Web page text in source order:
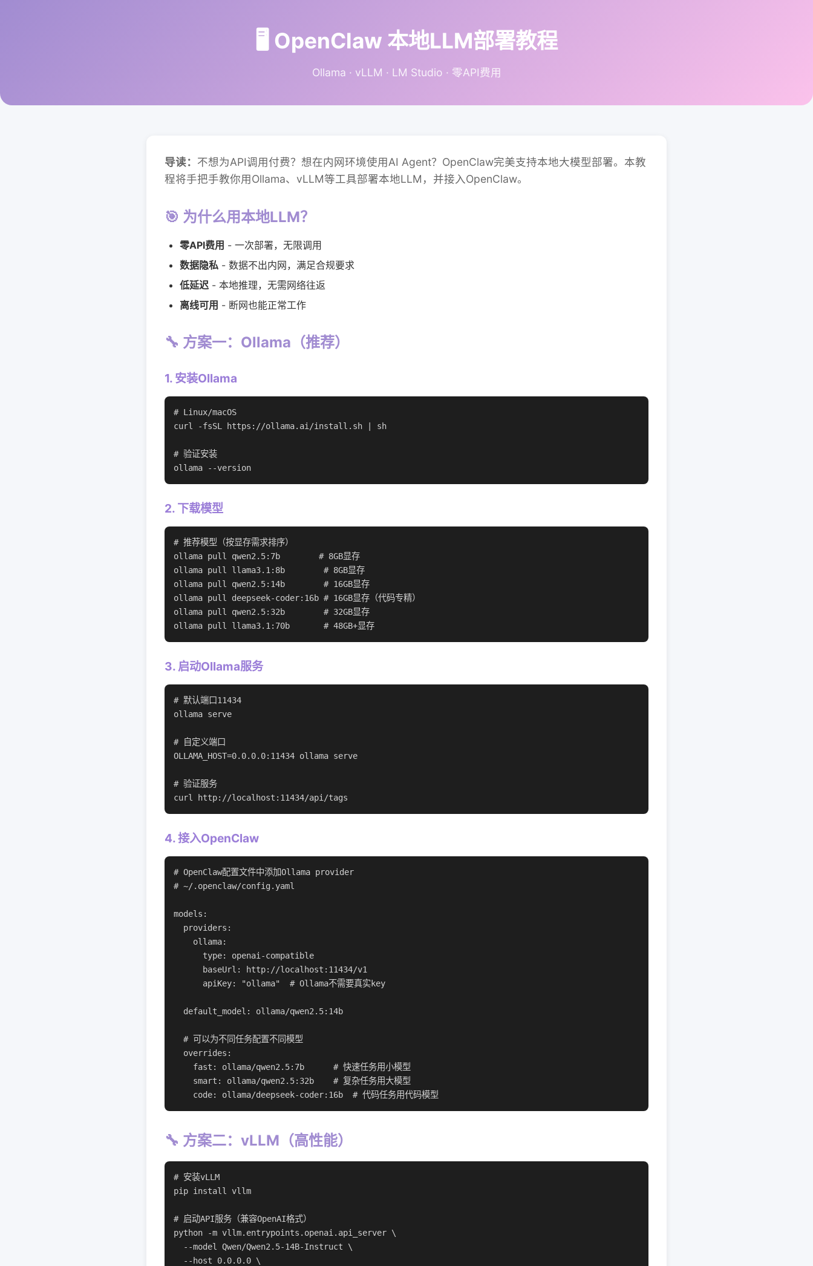
🖥️ OpenClaw 本地LLM部署教程
Ollama · vLLM · LM Studio · 零API费用
导读： 不想为API调用付费？想在内网环境使用AI Agent？OpenClaw完美支持本地大模型部署。本教
程将手把手教你用Ollama、vLLM等工具部署本地LLM，并接入OpenClaw。
🎯 为什么用本地LLM？
零API费用 - 一次部署，无限调用
数据隐私 - 数据不出内网，满足合规要求
低延迟 - 本地推理，无需网络往返
离线可用 - 断网也能正常工作
🔧 方案一：Ollama（推荐）
1. 安装Ollama
# Linux/macOS
curl -fsSL https://ollama.ai/install.sh | sh
# 验证安装
ollama --version
2. 下载模型
# 推荐模型（按显存需求排序）
ollama pull qwen2.5:7b        # 8GB显存
ollama pull llama3.1:8b        # 8GB显存
ollama pull qwen2.5:14b        # 16GB显存
ollama pull deepseek-coder:16b # 16GB显存（代码专精）
ollama pull qwen2.5:32b        # 32GB显存
ollama pull llama3.1:70b       # 48GB+显存
3. 启动Ollama服务
# 默认端口11434
ollama serve
# 自定义端口
OLLAMA_HOST=0.0.0.0:11434 ollama serve
# 验证服务
curl http://localhost:11434/api/tags
4. 接入OpenClaw
# OpenClaw配置文件中添加Ollama provider
# ~/.openclaw/config.yaml
models:
  providers:
    ollama:
      type: openai-compatible
      baseUrl: http://localhost:11434/v1
      apiKey: "ollama"  # Ollama不需要真实key
  default_model: ollama/qwen2.5:14b
  # 可以为不同任务配置不同模型
  overrides:
    fast: ollama/qwen2.5:7b      # 快速任务用小模型
    smart: ollama/qwen2.5:32b    # 复杂任务用大模型
    code: ollama/deepseek-coder:16b  # 代码任务用代码模型
🔧 方案二：vLLM（高性能）
# 安装vLLM
pip install vllm
# 启动API服务（兼容OpenAI格式）
python -m vllm.entrypoints.openai.api_server \
  --model Qwen/Qwen2.5-14B-Instruct \
  --host 0.0.0.0 \